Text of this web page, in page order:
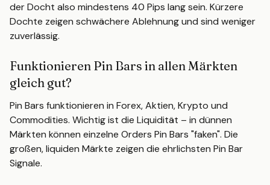
der Docht also mindestens 40 Pips lang sein. Kürzere
Dochte zeigen schwächere Ablehnung und sind weniger
zuverlässig.
Funktionieren Pin Bars in allen Märkten
gleich gut?
Pin Bars funktionieren in Forex, Aktien, Krypto und
Commodities. Wichtig ist die Liquidität – in dünnen
Märkten können einzelne Orders Pin Bars "faken". Die
großen, liquiden Märkte zeigen die ehrlichsten Pin Bar
Signale.